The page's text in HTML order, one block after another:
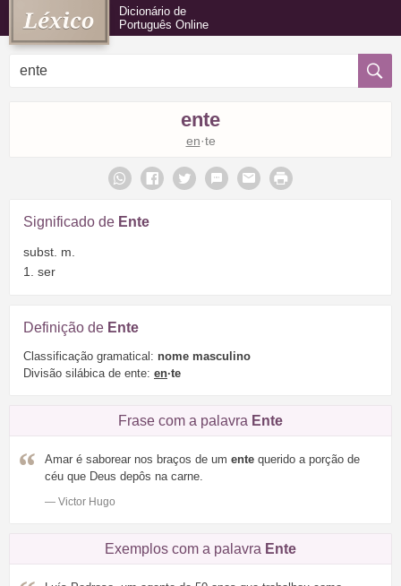
Dicionário de
Português Online
ente
en·te
Significado de Ente
subst. m.
1. ser
Definição de Ente
Classificação gramatical: nome masculino
Divisão silábica de ente: en·te
Frase com a palavra Ente
Amar é saborear nos braços de um ente querido a porção de
céu que Deus depôs na carne.
— Victor Hugo
Exemplos com a palavra Ente